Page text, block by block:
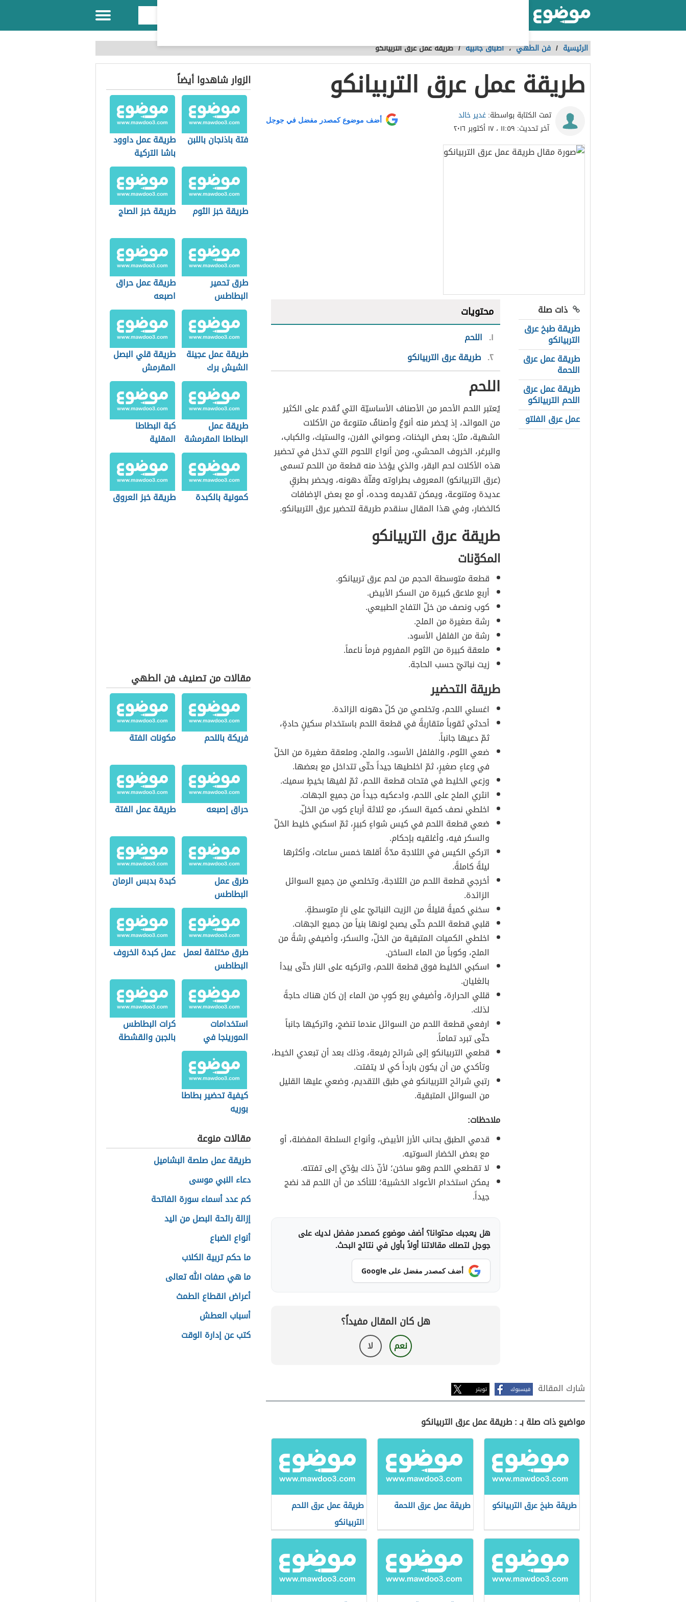
الرئيسية / فن الطهي،أطباق جانبية /طريقة عمل عرق التربيانكو
طريقة عمل عرق التربيانكو
تمت الكتابة بواسطة:غدير خالد
آخر تحديث: ١١:٥٩ ، ١٧ أكتوبر ٢٠١٦
أضف موضوع كمصدر مفضل في جوجل
ذات صلة
طريقة طبخ عرق
التربيانكو
طريقة عمل عرق
اللحمة
طريقة عمل عرق
اللحم التربيانكو
عمل عرق الفلتو
محتويات
١ اللحم
٢ طريقة عرق التربيانكو
اللحم
يُعتبر اللحم الأحمر من الأصناف الأساسيّة التي تُقدم على الكثير
من الموائد، إذ يُحضر منه أنوعٌ وأصنافٌ متنوعة من الأكلات
الشهية، مثل: بعض اليخنات، وصواني الفرن، والستيك، والكباب،
والبرغر، الخروف المحشي، ومن أنواع اللحوم التي تدخل في تحضير
هذه الأكلات لحم البقر، والذي يؤخذ منه قطعة من اللحم تسمى
(عرق التربيانكو) المعروف بطراوته وقلّة دهونه، ويحضر بطرقٍ
عديدة ومتنوعة، ويمكن تقديمه وحده، أو مع بعض الإضافات
كالخضار، وفي هذا المقال سنقدم طريقة لتحضير عرق التربيانكو.
طريقة عرق التربيانكو
المكوّنات
قطعة متوسطة الحجم من لحم عرق تربيانكو.
أربع ملاعق كبيرة من السكر الأبيض.
كوب ونصف من خلّ التفاح الطبيعي.
رشة صغيرة من الملح.
رشة من الفلفل الأسود.
ملعقة كبيرة من الثوم المفروم فرماً ناعماً.
زيت نباتيّ حسب الحاجة.
طريقة التحضير
اغسلي اللحم، وتخلصي من كلّ دهونه الزائدة.
أحدثي ثقوباً متقاربةً في قطعة اللحم باستخدام سكينٍ حادةٍ،
ثمّ دعيها جانباً.
ضعي الثوم، والفلفل الأسود، والملح، وملعقة صغيرة من الخلّ
في وعاءٍ صغيرٍ، ثمّ اخلطيها جيداً حتّى تتداخل مع بعضها.
وزعي الخليط في فتحات قطعة اللحم، ثمّ لفيها بخيطٍ سميك.
انثري الملح على اللحم، وادعكيه جيداً من جميع الجهات.
اخلطي نصف كمية السكر، مع ثلاثة أرباع كوب من الخلّ.
ضعي قطعة اللحم في كيس شواءٍ كبيرٍ، ثمّ اسكبي خليط الخلّ
والسكر فيه، وأغلقيه بإحكام.
اتركي الكيس في الثلاجة مدّةً أقلها خمس ساعات، وأكثرها
ليلةً كاملةً.
أخرجي قطعة اللحم من الثلاجة، وتخلصي من جميع السوائل
الزائدة.
سخني كميةً قليلةً من الزيت النباتيّ على نارٍ متوسطةٍ.
قلبي قطعة اللحم حتّى يصبح لونها بنياً من جميع الجهات.
اخلطي الكميات المتبقية من الخلّ، والسكر، وأضيفي رشةً من
الملح، وكوباً من الماء الساخن.
اسكبي الخليط فوق قطعة اللحم، واتركيه على النار حتّى يبدأ
بالغليان.
قللي الحرارة، وأضيفي ربع كوبٍ من الماء إن كان هناك حاجةً
لذلك.
ارفعي قطعة اللحم من السوائل عندما تنضج، واتركيها جانباً
حتّى تبرد تماماً.
قطعي التربيانكو إلى شرائح رفيعة، وذلك بعد أن تبعدي الخيط،
وتأكدي من أن يكون بارداً كي لا يتفتت.
رتبي شرائح التربيانكو في طبق التقديم، وضعي عليها القليل
من السوائل المتبقية.
ملاحظات:
قدمي الطبق بحانب الأرز الأبيض، وأنواع السلطة المفضلة، أو
مع بعض الخضار السوتيه.
لا تقطعي اللحم وهو ساخن؛ لأنّ ذلك يؤدّي إلى تفتته.
يمكن استخدام الأعواد الخشبية؛ للتأكد من أن اللحم قد نضج
جيداً.
هل يعجبك محتوانا؟ أضف موضوع كمصدر مفضل لديك على
جوجل لتصلك مقالاتنا أولاً بأول في نتائج البحث.
أضف كمصدر مفضل على Google
هل كان المقال مفيداً؟
نعم لا
شارك المقالة فيسبوك تويتر
مواضيع ذات صلة بـ : طريقة عمل عرق التربيانكو
طريقة طبخ عرق التربيانكو طريقة عمل عرق اللحمة
طريقة عمل عرق اللحم
التربيانكو
الزوار شاهدوا أيضاً
فتة باذنجان باللبن
طريقة عمل داوود
باشا التركية
طريقة خبز الثوم طريقة خبز الصاج
طرق تحمير
البطاطس
طريقة عمل حراق
اصبعه
طريقة عمل عجينة
الشيش برك
طريقة قلي البصل
المقرمش
طريقة عمل
البطاطا المقرمشة
كبة البطاطا
المقلية
كمونية بالكبدة طريقة خبز العروق
مقالات من تصنيف فن الطهي
فريكة باللحم مكونات الفتة
حراق إصبعه طريقة عمل الفتة
طرق عمل
البطاطس
كبدة بدبس الرمان
طرق مختلفة لعمل
البطاطس
عمل كبدة الخروف
استخدامات
المورينجا في
وصفات الطعام
كرات البطاطس
بالجبن والقشطة
كيفية تحضير بطاطا
بوريه
مقالات منوعة
طريقة عمل صلصة البشاميل
دعاء النبي موسى
كم عدد أسماء سورة الفاتحة
إزالة رائحة البصل من اليد
أنواع الضباع
ما حكم تربية الكلاب
ما هي صفات الله تعالى
أعراض انقطاع الطمث
أسباب العطش
كتب عن إدارة الوقت